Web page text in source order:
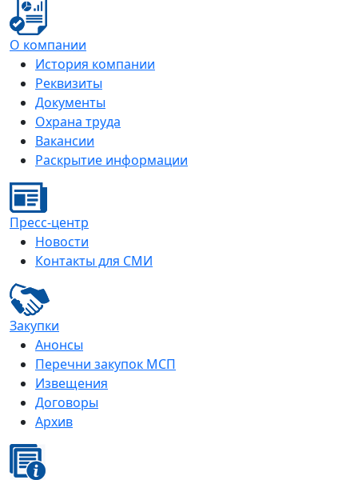
О компании
История компании
Реквизиты
Документы
Охрана труда
Вакансии
Раскрытие информации
Пресс-центр
Новости
Контакты для СМИ
Закупки
Анонсы
Перечни закупок МСП
Извещения
Договоры
Архив